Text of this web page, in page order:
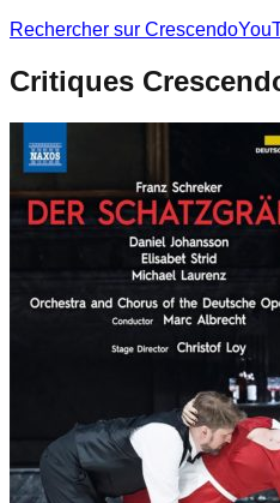
Rechercher sur Crescendo
Critiques